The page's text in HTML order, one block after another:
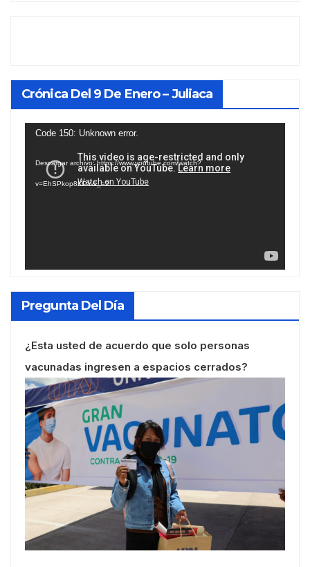
Crónica Del 9 De Enero – Juliaca
Reproductor
vídeo
Code 150: Unknown error.
Descargar archivo: https://www.youtube.com/watch?
v=EhSPkop8KPY&_=2
Pregunta Del Día
¿Esta usted de acuerdo que solo personas
vacunadas ingresen a espacios cerrados?